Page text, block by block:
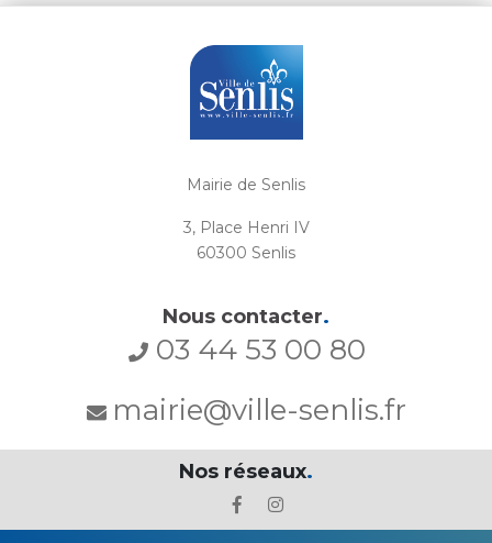
Mairie de Senlis
3, Place Henri IV
60300 Senlis
Nous contacter.
03 44 53 00 80
mairie@ville-senlis.fr
Nos réseaux.